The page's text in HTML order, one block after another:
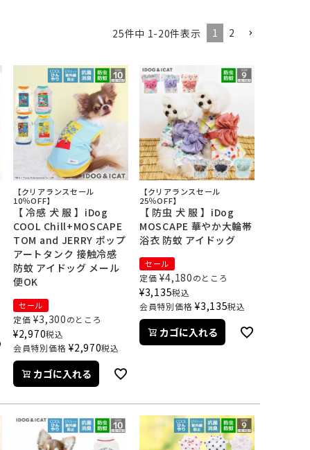
25件中 1-20件表示 1 2
【クリアランスセール
10％OFF】
【 冷感 犬 服 】iDog
COOL Chill+MOSCAPE
TOM and JERRY ポップ
アートタンク 接触冷感
防蚊 アイドッグ メール
便OK
セール
定価 ¥3,300のところ
¥2,970税込
会員特別価格 ¥2,970税込
カゴに入れる
【クリアランスセール
25％OFF】
【 防虫 犬 服 】iDog
MOSCAPE 華やか大輪帯
浴衣 防蚊 アイドッグ
セール
定価 ¥4,180のところ
¥3,135税込
会員特別価格 ¥3,135税込
カゴに入れる